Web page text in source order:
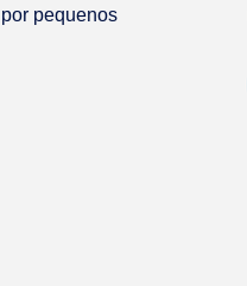
pequenos